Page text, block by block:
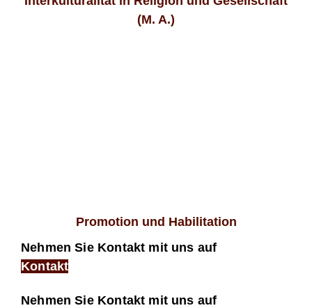
(M. A.)
Promotion und Habilitation
Nehmen Sie Kontakt mit uns auf
Kontakt
Nehmen Sie Kontakt mit uns auf